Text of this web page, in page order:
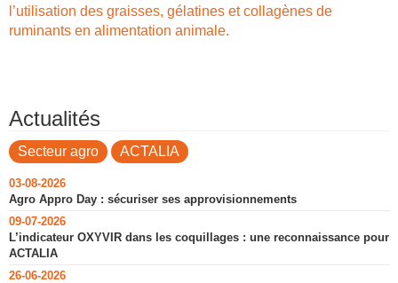
l’utilisation des graisses, gélatines et collagènes de
ruminants en alimentation animale.
Actualités
Secteur agro ACTALIA
03-08-2026
Agro Appro Day : sécuriser ses approvisionnements
09-07-2026
L’indicateur OXYVIR dans les coquillages : une reconnaissance pour
ACTALIA
26-06-2026